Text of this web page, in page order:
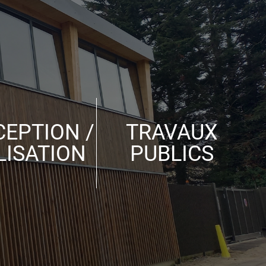
/
TRAVAUX
PUBLICS